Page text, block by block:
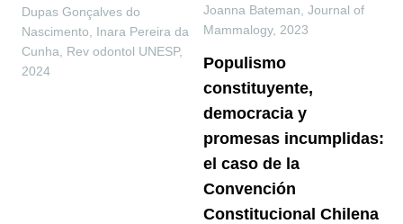
Dupas Gonçalves do
Nascimento, Inara Pereira da
Cunha
Rev odontol UNESP,
2024
Joanna Bateman Journal of
Mammalogy, 2023
Populismo
constituyente,
democracia y
promesas incumplidas:
el caso de la
Convención
Constitucional Chilena